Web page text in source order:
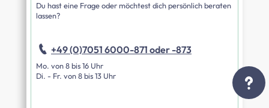
Du hast eine Frage oder möchtest dich persönlich beraten
lassen?
+49 (0)7051 6000-871 oder -873
Mo. von 8 bis 16 Uhr
Di. - Fr. von 8 bis 13 Uhr